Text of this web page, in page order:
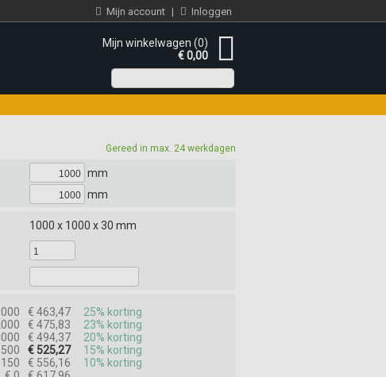
Mijn account | Inloggen
Mijn winkelwagen (0)
€ 0,00
Gereed in max. 24 werkdagen
mm
mm
1000 x 1000 x 30 mm
€ 463,47
25% korting
€ 475,83
23% korting
€ 494,37
20% korting
€ 525,27
15% korting
€ 556,16
10% korting